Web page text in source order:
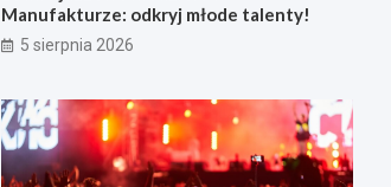
Manufakturze: odkryj młode talenty!
5 sierpnia 2026